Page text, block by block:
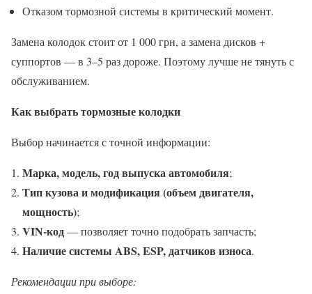
Отказом тормозной системы в критический момент.
Замена колодок стоит от 1 000 грн, а замена дисков +
суппортов — в 3–5 раз дороже. Поэтому лучше не тянуть с
обслуживанием.
Как выбрать тормозные колодки
Выбор начинается с точной информации:
Марка, модель, год выпуска автомобиля;
Тип кузова и модификация (объем двигателя,
мощность);
VIN-код— позволяет точно подобрать запчасть;
Наличие системы ABS, ESP, датчиков износа.
Рекомендации при выборе: